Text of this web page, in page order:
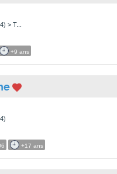
> T...
+9 ans
+17 ans